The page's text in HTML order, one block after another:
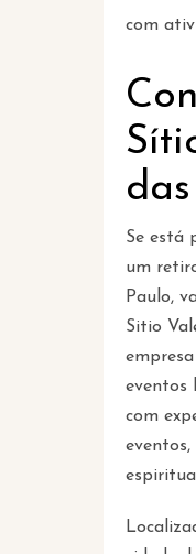
com
Se está
um
Paulo,
Sitio
eventos
com